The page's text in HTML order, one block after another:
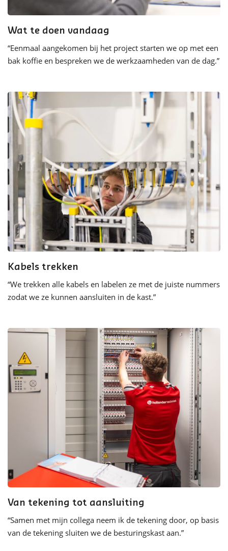
Wat te doen vandaag
“Eenmaal aangekomen bij het project starten we op met een
bak koffie en bespreken we de werkzaamheden van de dag.”
Kabels trekken
“We trekken alle kabels en labelen ze met de juiste nummers
zodat we ze kunnen aansluiten in de kast.”
Van tekening tot aansluiting
“Samen met mijn collega neem ik de tekening door, op basis
van de tekening sluiten we de besturingskast aan.”